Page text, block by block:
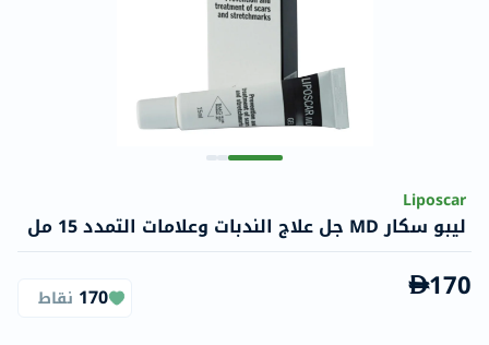
Liposcar
ليبو سكار MD جل علاج الندبات وعلامات التمدد 15 مل
170
170 نقاط